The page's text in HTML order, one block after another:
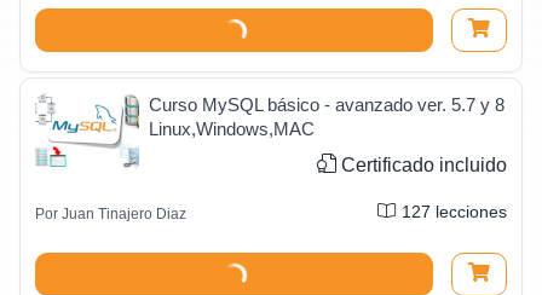
Curso MySQL básico - avanzado ver. 5.7 y 8
Linux,Windows,MAC
Certificado incluido
Por Juan Tinajero Diaz 127 lecciones